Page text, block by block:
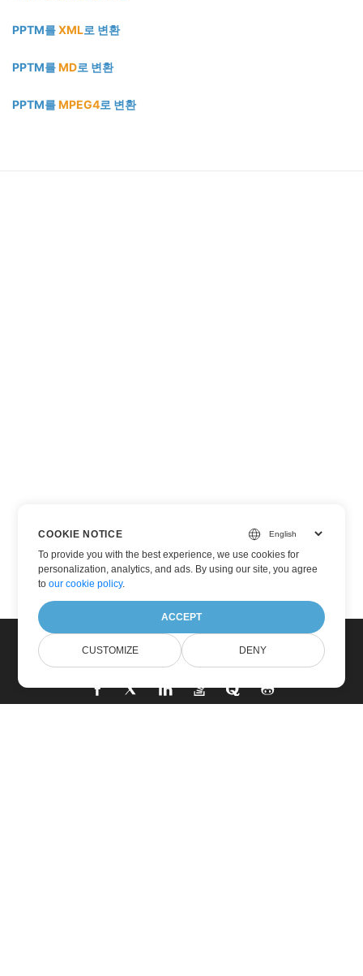
PPTM를XML로 변환
PPTM를MD로 변환
PPTM를MPEG4로 변환
COOKIE NOTICE
To provide you with the best experience, we use cookies for
personalization, analytics, and ads. By using our site, you agree
toour cookie policy.
ACCEPT
CUSTOMIZE DENY